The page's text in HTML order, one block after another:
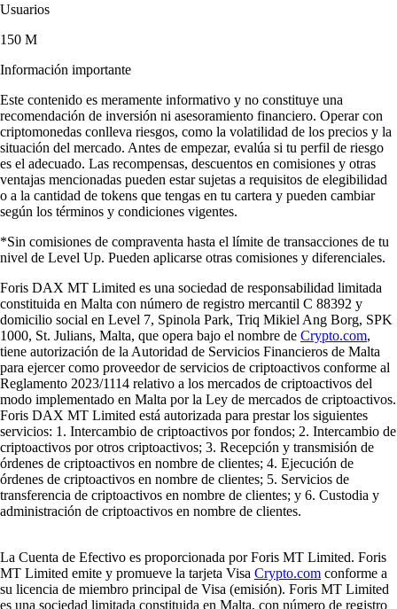
Usuarios
150 M
Información importante
Este contenido es meramente informativo y no constituye una
recomendación de inversión ni asesoramiento financiero. Operar con
criptomonedas conlleva riesgos, como la volatilidad de los precios y la
situación del mercado. Antes de empezar, evalúa si tu perfil de riesgo
es el adecuado. Las recompensas, descuentos en comisiones y otras
ventajas mencionadas pueden estar sujetas a requisitos de elegibilidad
o a la cantidad de tokens que tengas en tu cartera y pueden cambiar
según los términos y condiciones vigentes.
*Sin comisiones de compraventa hasta el límite de transacciones de tu
nivel de Level Up. Pueden aplicarse otras comisiones y diferenciales.
Foris DAX MT Limited es una sociedad de responsabilidad limitada
constituida en Malta con número de registro mercantil C 88392 y
domicilio social en Level 7, Spinola Park, Triq Mikiel Ang Borg, SPK
1000, St. Julians, Malta, que opera bajo el nombre de Crypto.com,
tiene autorización de la Autoridad de Servicios Financieros de Malta
para ejercer como proveedor de servicios de criptoactivos conforme al
Reglamento 2023/1114 relativo a los mercados de criptoactivos del
modo implementado en Malta por la Ley de mercados de criptoactivos.
Foris DAX MT Limited está autorizada para prestar los siguientes
servicios: 1. Intercambio de criptoactivos por fondos; 2. Intercambio de
criptoactivos por otros criptoactivos; 3. Recepción y transmisión de
órdenes de criptoactivos en nombre de clientes; 4. Ejecución de
órdenes de criptoactivos en nombre de clientes; 5. Servicios de
transferencia de criptoactivos en nombre de clientes; y 6. Custodia y
administración de criptoactivos en nombre de clientes.
La Cuenta de Efectivo es proporcionada por Foris MT Limited. Foris
MT Limited emite y promueve la tarjeta Visa Crypto.com conforme a
su licencia de miembro principal de Visa (emisión). Foris MT Limited
es una sociedad limitada constituida en Malta, con número de registro